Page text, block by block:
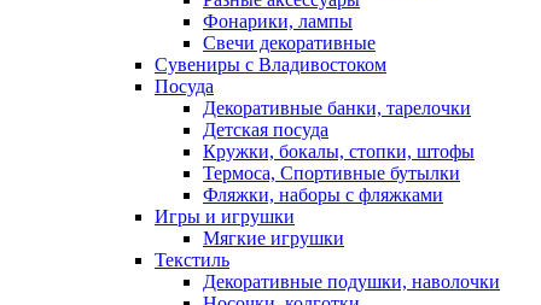
Фонарики, лампы
Свечи декоративные
Сувениры с Владивостоком
Посуда
Декоративные банки, тарелочки
Детская посуда
Кружки, бокалы, стопки, штофы
Термоса, Спортивные бутылки
Фляжки, наборы с фляжками
Игры и игрушки
Мягкие игрушки
Текстиль
Декоративные подушки, наволочки